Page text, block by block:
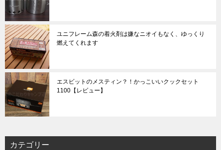
ユニフレーム森の着火剤は嫌なニオイもなく、ゆっくり
燃えてくれます
エスビットのメスティン？！かっこいいクックセット
1100【レビュー】
カテゴリー